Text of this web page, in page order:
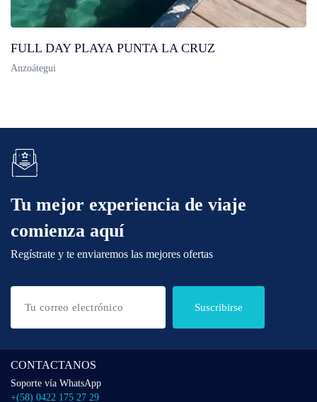
FULL DAY PLAYA PUNTA LA CRUZ
Anzoátegui
Tu mejor experiencia de viaje
comienza aquí
Regístrate y te enviaremos las mejores ofertas
Suscribirse
CONTACTANOS
Soporte vía WhatsApp
+(58) 0422 175 27 29